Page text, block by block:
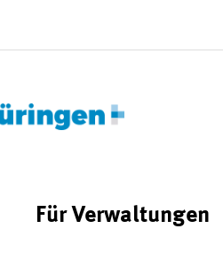
Für Verwaltungen